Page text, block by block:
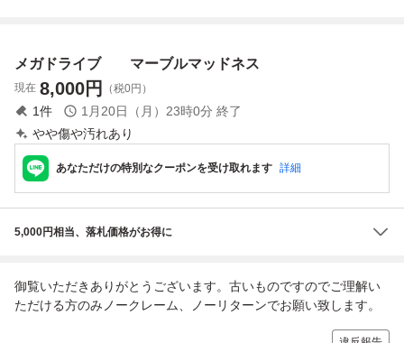
メガドライブ マーブルマッドネス
現在 8,000円 （税0円）
1件 1月20日（月）23時0分 終了
やや傷や汚れあり
あなただけの特別なクーポンを受け取れます 詳細
5,000円相当、落札価格がお得に
御覧いただきありがとうございます。古いものですのでご理解い
ただける方のみノークレーム、ノーリターンでお願い致します。